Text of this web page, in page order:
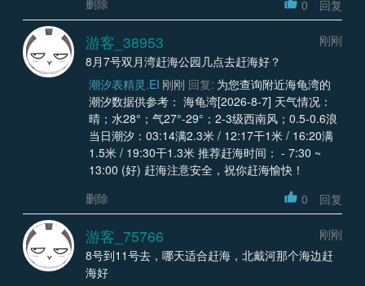
删除 0 回复
游客_38953
刚刚
8月7号双月湾赶海公园几点去赶海好？
潮汐表精灵.EI 刚刚 回复: 为您查询附近海龟湾的
潮汐数据供参考： 海龟湾[2026-8-7] 天气情况：
晴；水28°；气27°-29°；2-3级西南风；0.5-0.6浪
当日潮汐：03:14满2.3米 / 12:17干1米 / 16:20满
1.5米 / 19:30干1.3米 推荐赶海时间： - 7:30 ~
13:00 (好) 赶海注意安全，祝你赶海愉快！
删除
0 回复
游客_75766
刚刚
8号到11号去，哪天适合赶海，北戴河那个海边赶
海好